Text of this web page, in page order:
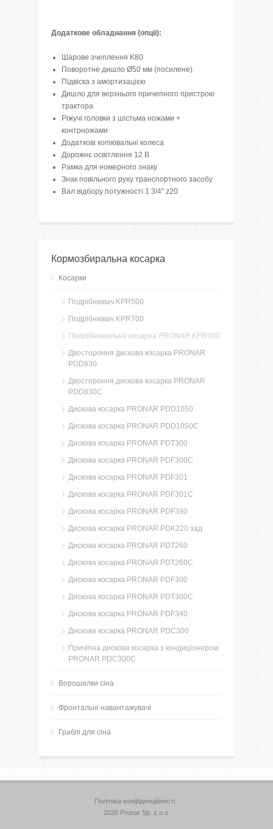
Додаткове обладнання (опції):
Шарове зчеплення K80
Поворотне дишло Ø50 мм (посилене)
Підвіска з амортизацією
Дишло для верхнього причепного пристрою
трактора
Ріжучі головки з шістьма ножами +
контрножами
Додаткові копіювальні колеса
Дорожнє освітлення 12 В
Рамка для номерного знаку
Знак повільного руху транспортного засобу
Вал відбору потужності 1 3/4” z20
Кормозбиральна косарка
Косарки
Подрібнювач KPR500
Подрібнювач KPR700
Подрібнювальна косарка PRONAR KPR900
Двостороння дискова косарка PRONAR
PDD830
Двостороння дискова косарка PRONAR
PDD830C
Дискова косарка PRONAR PDD1050
Дискова косарка PRONAR PDD1050C
Дискова косарка PRONAR PDT300
Дискова косарка PRONAR PDF300C
Дискова косарка PRONAR PDF301
Дискова косарка PRONAR PDF301C
Дискова косарка PRONAR PDF390
Дискова косарка PRONAR PDK220 зад
Дискова косарка PRONAR PDT260
Дискова косарка PRONAR PDT260C
Дискова косарка PRONAR PDF300
Дискова косарка PRONAR PDT300C
Дискова косарка PRONAR PDF340
Дискова косарка PRONAR PDC300
Причіпна дискова косарка з кондиціонером
PRONAR PDC300C
Ворошилки сіна
Фронтальні навантажувачі
Граблі для сіна
Політика конфіденційності
2026 Pronar Sp. z o.o.